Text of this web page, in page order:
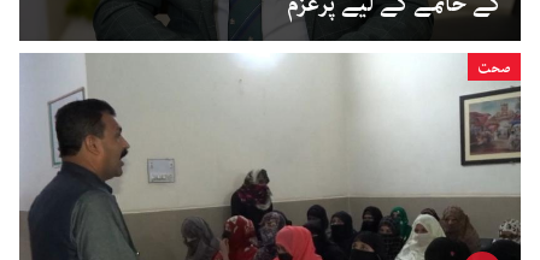
صحت